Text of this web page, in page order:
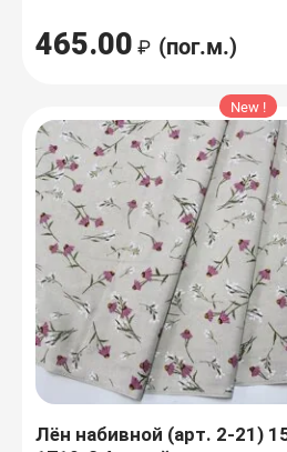
465.00 (пог.м.)
New !
Лён набивной (арт. 2-21)